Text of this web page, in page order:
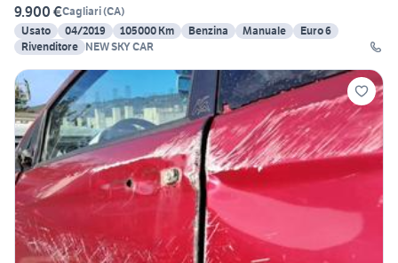
9.900 €Cagliari(CA)
Usato
04/2019 105000 Km Benzina Manuale
Euro 6
Rivenditore NEW SKY CAR